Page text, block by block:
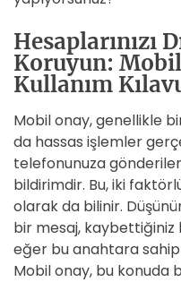
Hesaplarınızı
Koruyun:
Kullanım
Mobil onay, genellikle
da hassas işlemler
telefonunuza
bildirimdir. Bu, iki
olarak da bilinir.
bir mesaj, kaybettiğiniz
eğer bu anahtara sahip
Mobil onay, bu konuda